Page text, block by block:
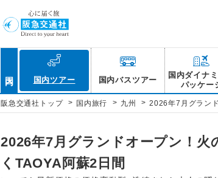
国内ツアー 国内バスツアー
国内ダイナ
パッケー
阪急交通社トップ > 国内旅行 > 九州 > 2026年7月グラン
2026年7月グランドオープン！
くTAOYA阿蘇2日間